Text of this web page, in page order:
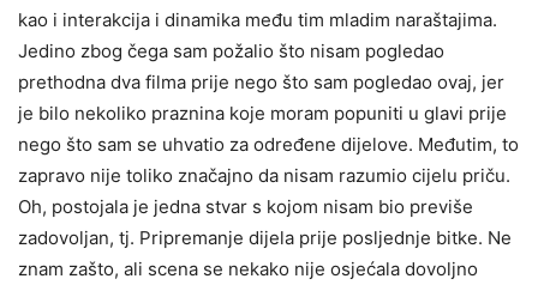
kao i interakcija i dinamika među tim mladim naraštajima.
Jedino zbog čega sam požalio što nisam pogledao
prethodna dva filma prije nego što sam pogledao ovaj, jer
je bilo nekoliko praznina koje moram popuniti u glavi prije
nego što sam se uhvatio za određene dijelove. Međutim, to
zapravo nije toliko značajno da nisam razumio cijelu priču.
Oh, postojala je jedna stvar s kojom nisam bio previše
zadovoljan, tj. Pripremanje dijela prije posljednje bitke. Ne
znam zašto, ali scena se nekako nije osjećala dovoljno